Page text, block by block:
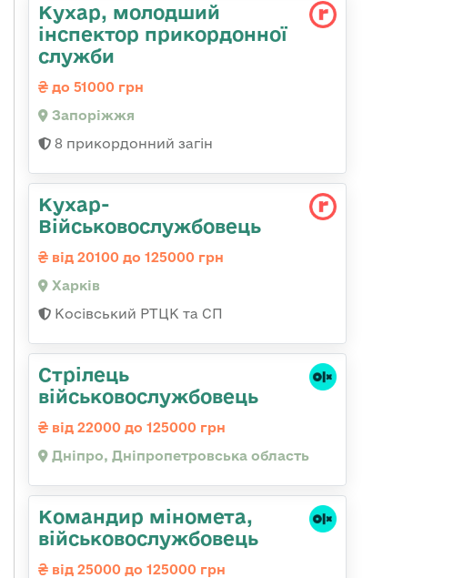
Кухар, молодший
інспектор прикордонної
служби
до 51000 грн
Запоріжжя
8 прикордонний загін
Кухар-
Військовослужбовець
від 20100 до 125000 грн
Харків
Косівський РТЦК та СП
Стрілець
військовослужбовець
від 22000 до 125000 грн
Дніпро, Дніпропетровська область
Командиp міномета,
військовослужбовець
від 25000 до 125000 грн